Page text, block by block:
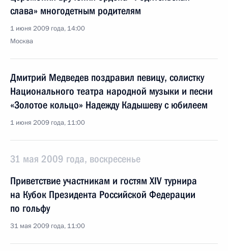
слава» многодетным родителям
1 июня 2009 года, 14:00
Москва
Дмитрий Медведев поздравил певицу, солистку
Национального театра народной музыки и песни
«Золотое кольцо» Надежду Кадышеву с юбилеем
1 июня 2009 года, 11:00
31 мая 2009 года, воскресенье
Приветствие участникам и гостям XIV турнира
на Кубок Президента Российской Федерации
по гольфу
31 мая 2009 года, 11:00